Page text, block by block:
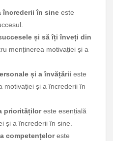
încrederii în sine este
și să îți înveți din
menținerea motivației și a
și a învățării este
motivației și a încrederii în
prioritățiloreste esențială
și a încrederii în sine.
competențeloreste